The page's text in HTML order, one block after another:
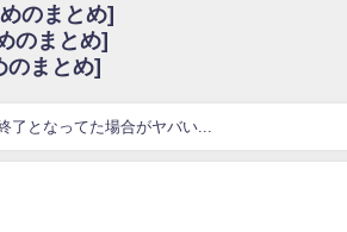
題に
＆生写真5種が公開される
17:15〜 SHOWROOM】
のまとめ]
のまとめ]
のまとめ]
了となってた場合がヤバい...